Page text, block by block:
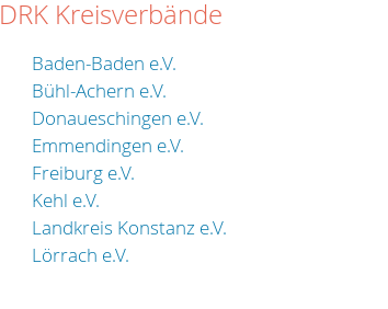
DRK Kreisverbände
Baden-Baden e.V.
Bühl-Achern e.V.
Donaueschingen e.V.
Emmendingen e.V.
Freiburg e.V.
Kehl e.V.
Landkreis Konstanz e.V.
Lörrach e.V.